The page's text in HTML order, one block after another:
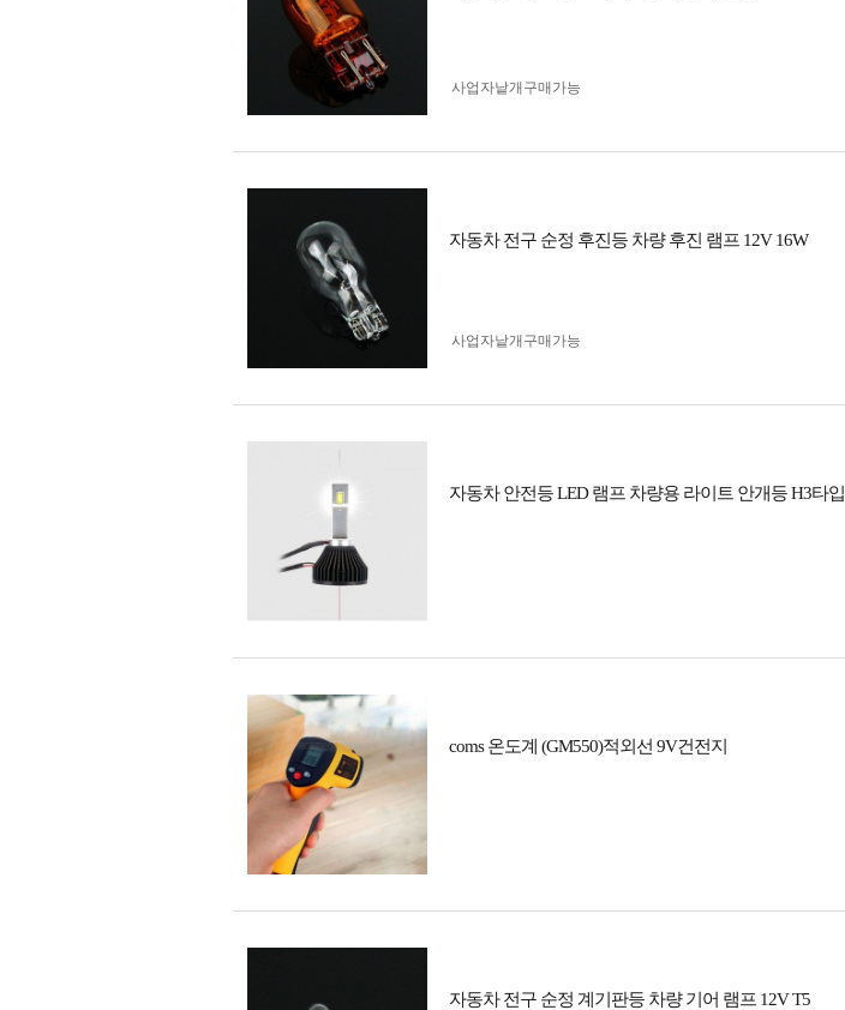
사업자 낱개구매가능
자동차 전구 순정 후진등 차량 후진 램프 12V 16W
사업자 낱개구매가능
자동차 안전등 LED 램프 차량용 라이트 안개등 H3타입
coms 온도계 (GM550)적외선 9V건전지
자동차 전구 순정 계기판등 차량 기어 램프 12V T5